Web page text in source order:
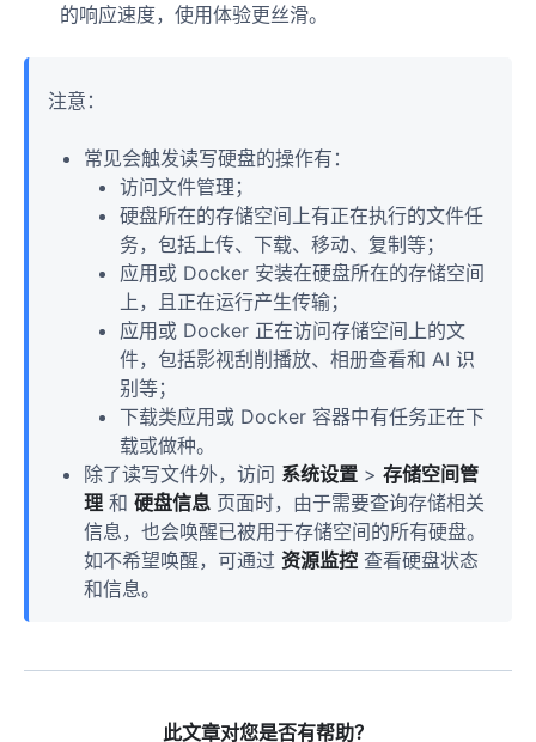
零刻×飞牛
飞牛 OpenClaw 配置微信 ClawBot 教程
飞牛 OpenClaw 配置飞书机器人教程
如何设置和使用访问码？
安全漏洞基本原则与测试规范
安全漏洞报告处置规则
安全漏洞报告书写模板
安全披露
更多
联系我们
本地账号与云端账号的区别？
的响应速度，使用体验更丝滑。
注意：
常见会触发读写硬盘的操作有：
访问文件管理；
硬盘所在的存储空间上有正在执行的文件任
务，包括上传、下载、移动、复制等；
应用或 Docker 安装在硬盘所在的存储空间
上，且正在运行产生传输；
应用或 Docker 正在访问存储空间上的文
件，包括影视刮削播放、相册查看和 AI 识
别等；
下载类应用或 Docker 容器中有任务正在下
载或做种。
除了读写文件外，访问 系统设置 > 存储空间管
理 和 硬盘信息 页面时，由于需要查询存储相关
信息，也会唤醒已被用于存储空间的所有硬盘。
如不希望唤醒，可通过 资源监控 查看硬盘状态
和信息。
此文章对您是否有帮助？